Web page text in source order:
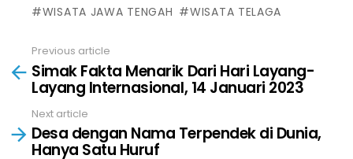
WISATA JAWA TENGAH
WISATA TELAGA
more
Previous article
Simak Fakta Menarik Dari Hari Layang-
Layang Internasional, 14 Januari 2023
Next article
Desa dengan Nama Terpendek di Dunia,
Hanya Satu Huruf